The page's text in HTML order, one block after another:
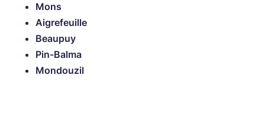
Mons
Aigrefeuille
Beaupuy
Pin-Balma
Mondouzil